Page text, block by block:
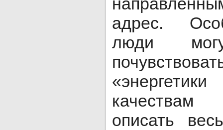
адрес.
люди
качествам
описать